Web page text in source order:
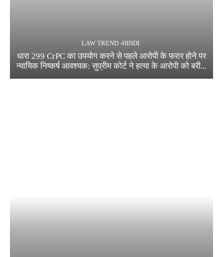
LAW TREND -HINDI
धारा 299 CrPC का उपयोग करने से पहले आरोपी के फरार होने पर
न्यायिक निष्कर्ष आवश्यक: सुप्रीम कोर्ट ने हत्या के आरोपी को बरी...